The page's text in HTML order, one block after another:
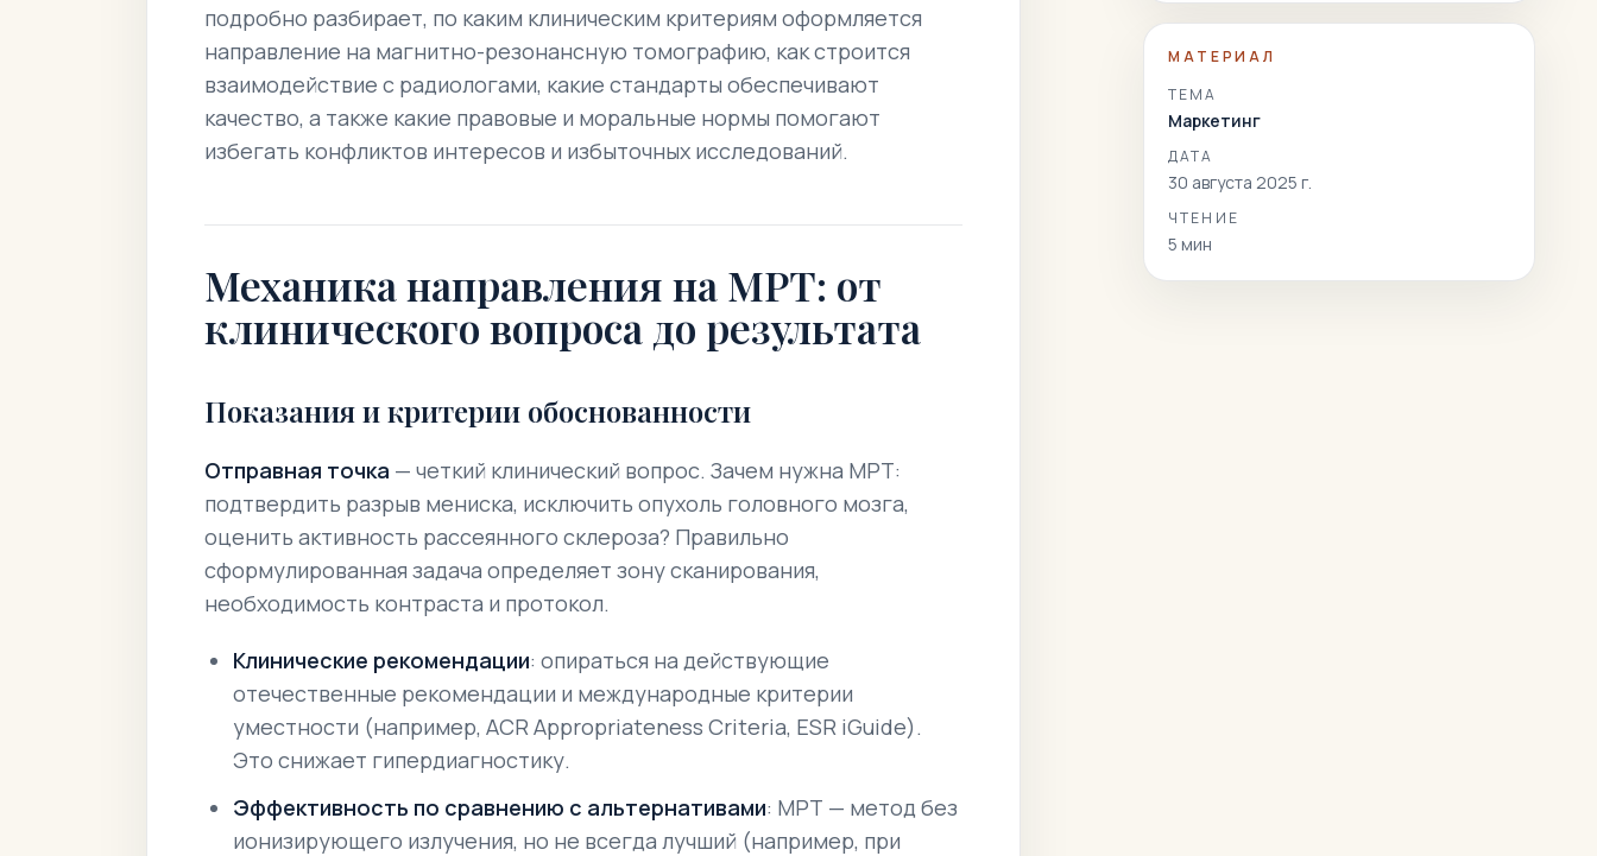
подробно разбирает, по каким клиническим критериям оформляется
направление на магнитно-резонансную томографию, как строится
взаимодействие с радиологами, какие стандарты обеспечивают
качество, а также какие правовые и моральные нормы помогают
избегать конфликтов интересов и избыточных исследований.
Механика направления на МРТ: от
клинического вопроса до результата
Показания и критерии обоснованности
Отправная точка — четкий клинический вопрос. Зачем нужна МРТ:
подтвердить разрыв мениска, исключить опухоль головного мозга,
оценить активность рассеянного склероза? Правильно
сформулированная задача определяет зону сканирования,
необходимость контраста и протокол.
Клинические рекомендации: опираться на действующие
отечественные рекомендации и международные критерии
уместности (например, ACR Appropriateness Criteria, ESR iGuide).
Это снижает гипердиагностику.
Эффективность по сравнению с альтернативами: МРТ — метод без
ионизирующего излучения, но не всегда лучший (например, при
МАТЕРИАЛ
ТЕМА
Маркетинг
ДАТА
30 августа 2025 г.
ЧТЕНИЕ
5 мин